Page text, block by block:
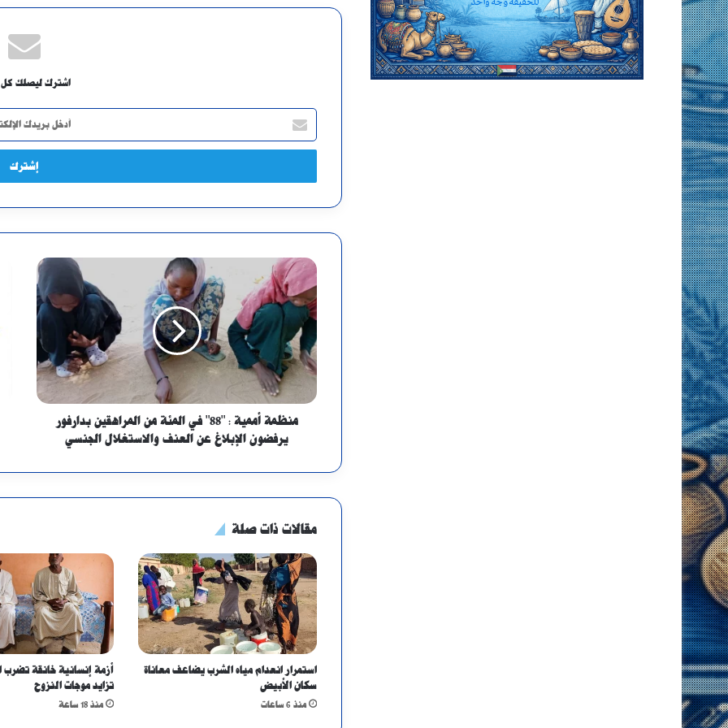
اشترك ليصلك كل
أدخل
بريدك
الإلكتروني
منظمة أممية : "88" في المئة من المراهقين بدارفور
يرفضون الإبلاغ عن العنف والاستغلال الجنسي
مقالات ذات صلة
استمرار انعدام مياه الشرب يضاعف معاناة
سكان الأبيض
منذ 6 ساعات
أزمة إنسانية خانقة
تزايد موجات النزوح
منذ 18 ساعة